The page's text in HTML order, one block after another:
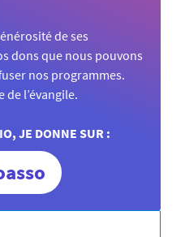
de ses
dons que nous pouvons
nos programmes.
l’évangile.
JE DONNE SUR :